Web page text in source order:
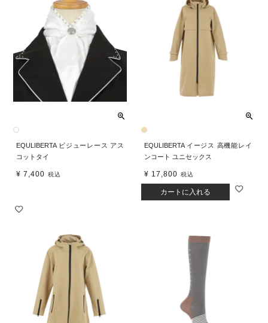
EQULIBERTA ビジューレース アス
コットタイ
¥ 7,400 税込
EQULIBERTA イージス 高機能レイ
ンコート ユニセックス
¥ 17,800 税込
カートに入れる